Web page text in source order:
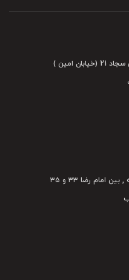
امین )
امام رضا ۳۳ و ۳۵